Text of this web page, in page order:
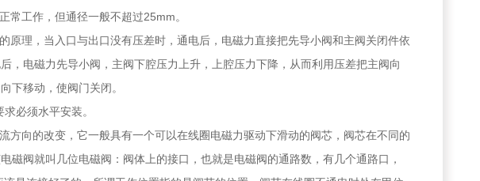
常工作，但通径一般不超过25mm。
原理，当入口与出口没有压差时，通电后，电磁力直接把先导小阀和主阀关闭件依
，电磁力先导小阀，主阀下腔压力上升，上腔压力下降，从而利用压差把主阀向
下移动，使阀门关闭。
必须水平安装。
方向的改变，它一般具有一个可以在线圈电磁力驱动下滑动的阀芯，阀芯在不同的
磁阀就叫几位电磁阀：阀体上的接口，也就是电磁阀的通路数，有几个通路口，